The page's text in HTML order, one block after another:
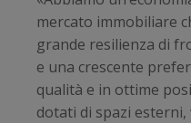
mercato immobiliare
grande resilienza di
e una crescente
qualità e in ottime
dotati di spazi